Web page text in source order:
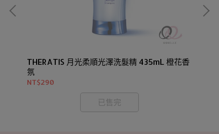
THERATIS 月光柔順光澤洗髮精 435mL 橙花香
氛
NT$290
已售完